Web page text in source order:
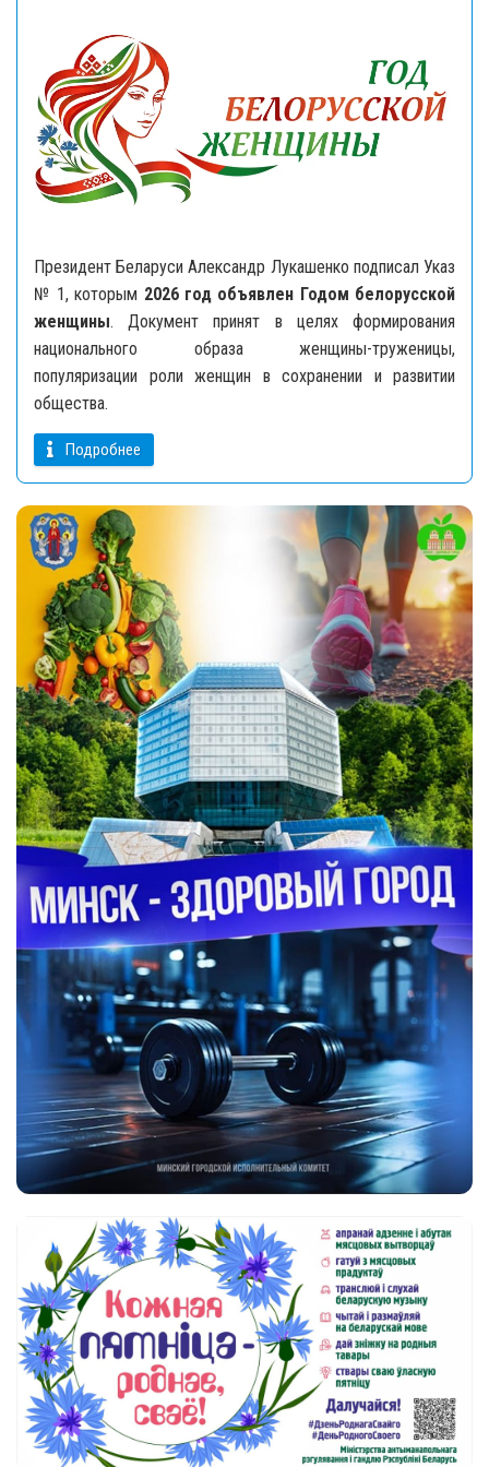
Президент Беларуси Александр Лукашенко подписал Указ
№ 1, которым 2026 год объявлен Годом белорусской
женщины. Документ принят в целях формирования
национального образа женщины-труженицы,
популяризации роли женщин в сохранении и развитии
общества.
Подробнее